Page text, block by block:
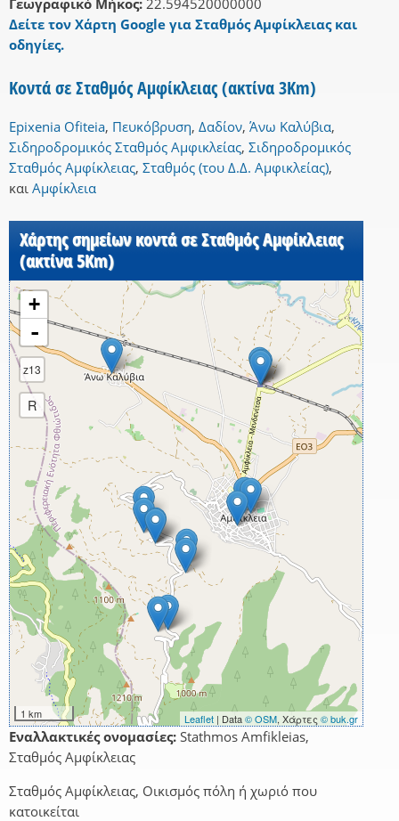
Γεωγραφικό Μήκος: 22.594520000000
Δείτε τον Χάρτη Google για Σταθμός Αμφίκλειας και
οδηγίες.
Κοντά σε Σταθμός Αμφίκλειας (ακτίνα 3Km)
Epixenia Ofiteia, Πευκόβρυση, Δαδίον, Άνω Καλύβια,
Σιδηροδρομικός Σταθμός Αμφικλείας, Σιδηροδρομικός
Σταθμός Αμφίκλειας, Σταθμός (του Δ.Δ. Αμφικλείας),
και Αμφίκλεια
Χάρτης σημείων κοντά σε Σταθμός Αμφίκλειας
(ακτίνα 5Km)
+
-
z13
R
1 km Leaflet | Data© OSM, Χάρτες © buk.gr
Εναλλακτικές ονομασίες: Stathmos Amfikleias,
Σταθμός Αμφίκλειας
Σταθμός Αμφίκλειας, Οικισμός πόλη ή χωριό που
κατοικείται